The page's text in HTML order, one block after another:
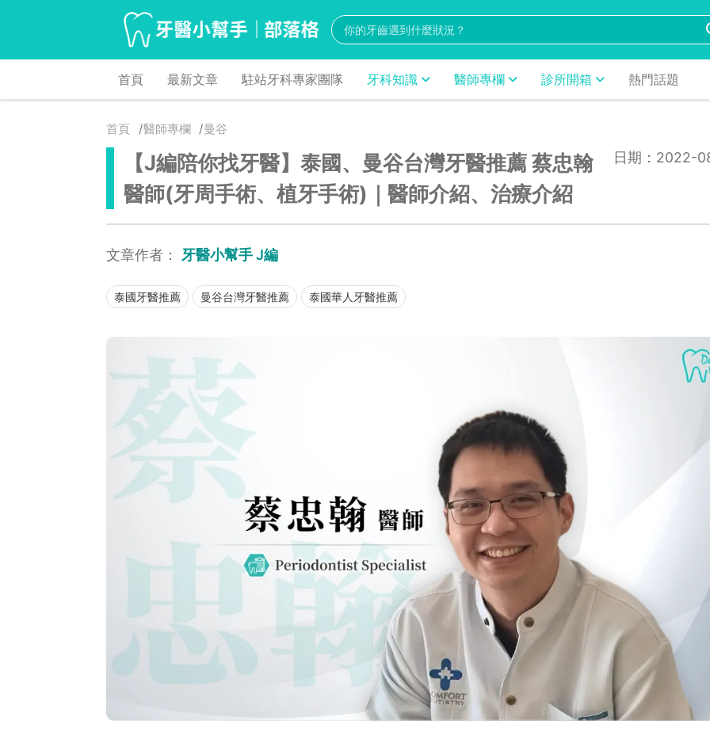
首頁 最新文章 駐站牙科專家團隊 牙科知識 醫師專欄 診所開箱 熱門話題
首頁 醫師專欄 曼谷
【J編陪你找牙醫】泰國、曼谷台灣牙醫推薦 蔡忠翰
醫師(牙周手術、植牙手術)｜醫師介紹、治療介紹
日期：2022-
文章作者： 牙醫小幫手 J編
泰國牙醫推薦 曼谷台灣牙醫推薦 泰國華人牙醫推薦